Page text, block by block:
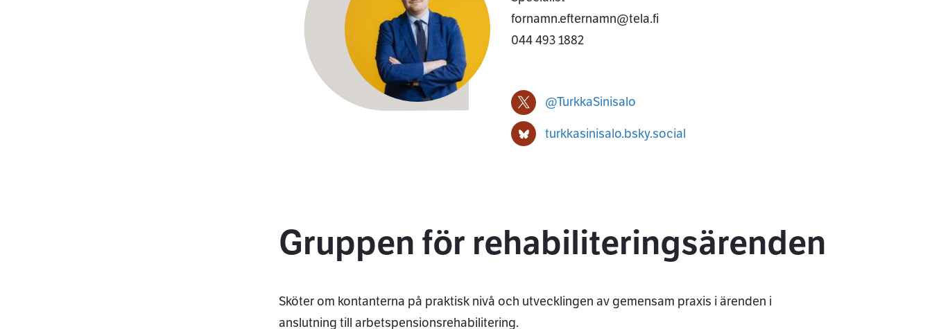
fornamn.efternamn@tela.fi
044 493 1882
@TurkkaSinisalo
Turkka Sinisalo X-profil
turkkasinisalo.bsky.social
Turkka Sinisalo Bluesky-profil
Gruppen för rehabiliteringsärenden
Sköter om kontanterna på praktisk nivå och utvecklingen av gemensam praxis i ärenden i
anslutning till arbetspensionsrehabilitering.